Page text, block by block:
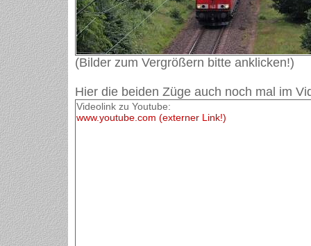
(Bilder zum Vergrößern bitte anklicken!)
Hier die beiden Züge auch noch mal im
Videolink zu Youtube:
www.youtube.com (externer Link!)